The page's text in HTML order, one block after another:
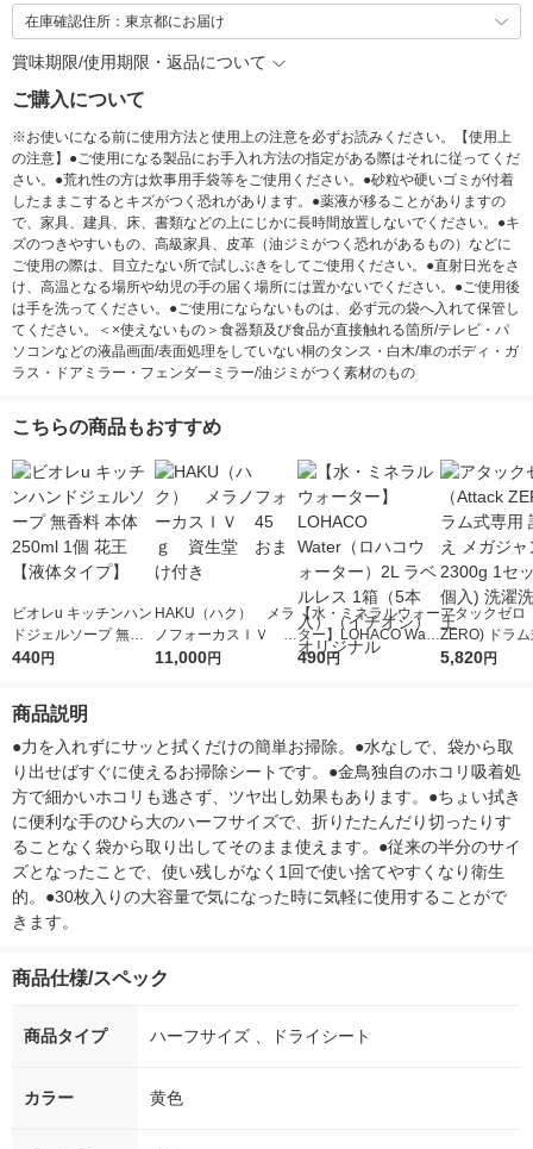
在庫確認住所：東京都にお届け
賞味期限/使用期限・返品について
ご購入について
※お使いになる前に使用方法と使用上の注意を必ずお読みください。【使用上
の注意】●ご使用になる製品にお手入れ方法の指定がある際はそれに従ってくだ
さい。●荒れ性の方は炊事用手袋等をご使用ください。●砂粒や硬いゴミが付着
したままこするとキズがつく恐れがあります。●薬液が移ることがありますの
で、家具、建具、床、書類などの上にじかに長時間放置しないでください。●キ
ズのつきやすいもの、高級家具、皮革（油ジミがつく恐れがあるもの）などに
ご使用の際は、目立たない所で試しぶきをしてご使用ください。●直射日光をさ
け、高温となる場所や幼児の手の届く場所には置かないでください。●ご使用後
は手を洗ってください。●ご使用にならないものは、必ず元の袋へ入れて保管し
てください。＜×使えないもの＞食器類及び食品が直接触れる箇所/テレビ・パ
ソコンなどの液晶画面/表面処理をしていない桐のタンス・白木/車のボディ・ガ
ラス・ドアミラー・フェンダーミラー/油ジミがつく素材のもの
こちらの商品もおすすめ
ビオレu キッチンハン
ドジェルソープ 無香
料 本体 250ml 1個 花
440円
HAKU（ハク） メラ
ノフォーカスＩＶ 4
5ｇ 資生堂 おまけ
11,000円
【水・ミネラルウォー
ター】LOHACO Wate
r（ロハコウォータ
490円
アタックゼロ
ZERO) ドラ
詰め替え メガ
5,820円
商品説明
●力を入れずにサッと拭くだけの簡単お掃除。●水なしで、袋から取
り出せばすぐに使えるお掃除シートです。●金鳥独自のホコリ吸着処
方で細かいホコリも逃さず、ツヤ出し効果もあります。●ちょい拭き
に便利な手のひら大のハーフサイズで、折りたたんだり切ったりす
ることなく袋から取り出してそのまま使えます。●従来の半分のサイ
ズとなったことで、使い残しがなく1回で使い捨てやすくなり衛生
的。●30枚入りの大容量で気になった時に気軽に使用することがで
きます。
商品仕様/スペック
商品タイプ ハーフサイズ 、ドライシート
カラー 黄色